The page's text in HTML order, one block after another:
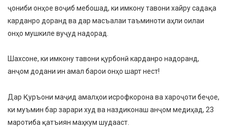
ҷониби онҳое воҷиб мебошад, ки имкону тавони хайру садақа
карданро доранд ва дар масъалаи таъминоти аҳли оилаи
онҳо мушкиле вуҷуд надорад.
Шахсоне, ки имкону тавони қурбонӣ карданро надоранд,
анҷом додани ин амал барои онҳо шарт нест!
Дар Қуръони маҷид амалҳои исрофкорона ва хароҷоти беҷое,
ки муъмин бар зарари худ ва наздиконаш анҷом медиҳад, 23
маротиба қатъиян маҳкум шудааст.